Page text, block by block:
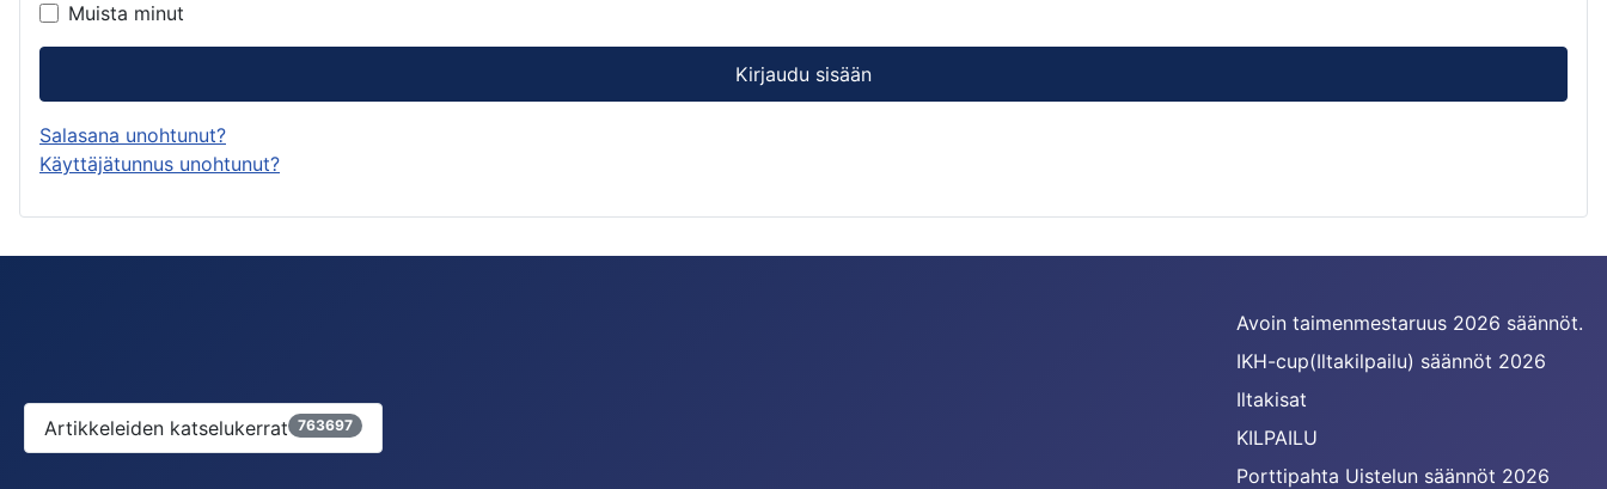
Muista minut
Kirjaudu sisään
Salasana unohtunut?
Käyttäjätunnus unohtunut?
Artikkeleiden katselukerrat 763697
Avoin taimenmestaruus 2026 säännöt.
IKH-cup(Iltakilpailu) säännöt 2026
Iltakisat
KILPAILU
Porttipahta Uistelun säännöt 2026